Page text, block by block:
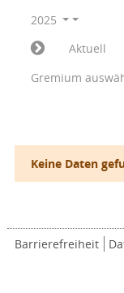
2025
Aktuell
Gremium
Keine Daten
Barrierefreiheit